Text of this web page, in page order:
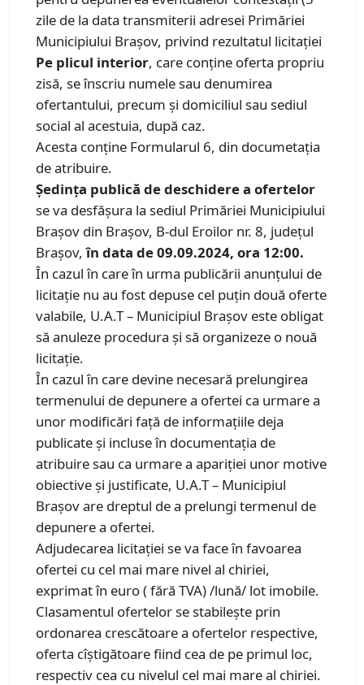
zile de la data transmiterii adresei Primăriei
Municipiului Brașov, privind rezultatul licitației
Pe plicul interior, care conține oferta propriu
zisă, se înscriu numele sau denumirea
ofertantului, precum și domiciliul sau sediul
social al acestuia, după caz.
Acesta conține Formularul 6, din documetația
de atribuire.
Ședința publică de deschidere a ofertelor
se va desfășura la sediul Primăriei Municipiului
Brașov din Brașov, B-dul Eroilor nr. 8, județul
Brașov,în data de 09.09.2024, ora 12:00.
În cazul în care în urma publicării anunţului de
licitaţie nu au fost depuse cel puţin două oferte
valabile, U.A.T – Municipiul Brașov este obligat
să anuleze procedura şi să organizeze o nouă
licitaţie.
În cazul în care devine necesară prelungirea
termenului de depunere a ofertei ca urmare a
unor modificări faţă de informaţiile deja
publicate şi incluse în documentaţia de
atribuire sau ca urmare a apariţiei unor motive
obiective şi justificate, U.A.T – Municipiul
Brașov are dreptul de a prelungi termenul de
depunere a ofertei.
Adjudecarea licitaţiei se va face în favoarea
ofertei cu cel mai mare nivel al chiriei,
exprimat în euro ( fără TVA) /lună/ lot imobile.
Clasamentul ofertelor se stabilește prin
ordonarea crescătoare a ofertelor respective,
oferta cîștigătoare fiind cea de pe primul loc,
respectiv cea cu nivelul cel mai mare al chiriei.